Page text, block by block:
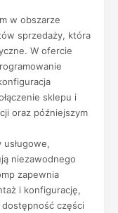
w obszarze
sprzedaży, która
W ofercie
sklepu i
oraz późniejszym
niezawodnego
zapewnia
i konfigurację,
części